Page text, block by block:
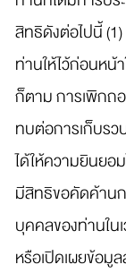
สิทธิดังต่อไปนี้
ท่านให้ไว้ก่อนหน้
ก็ตาม การเพิกถ
ทบต่อการเก็บรว
ได้ให้ความยินยอ
มีสิทธิขอคัดค้านก
บุคคลของท่านใน
หรือเปิดเผยข้อ